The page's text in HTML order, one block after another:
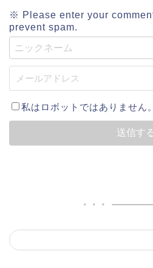
※ Please enter your
prevent spam.
私はロボットではありません。